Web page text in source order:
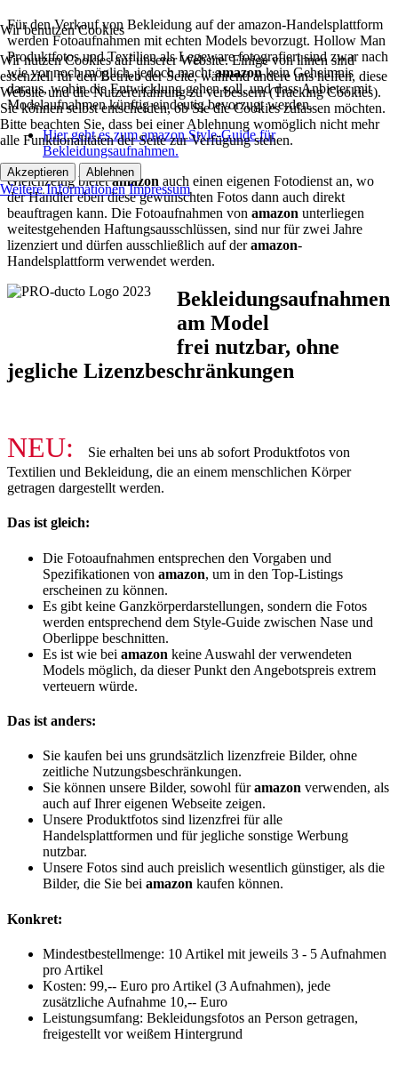
Für den Verkauf von Bekleidung auf der amazon-Handelsplattform
werden Fotoaufnahmen mit echten Models bevorzugt. Hollow Man
Produktfotos und Textilien als Legeware fotografiert sind zwar nach
wie vor noch möglich, jedoch machtamazonkein Geheimnis
daraus, wohin die Entwicklung gehen soll, und dass Anbieter mit
Modelaufnahmen künftig eindeutig bevorzugt werden.
Hier geht es zum amazon Style-Guide für
Bekleidungsaufnahmen.
Gleichzeitig bietetamazon auch einen eigenen Fotodienst an, wo
der Händler eben diese gewünschten Fotos dann auch direkt
beauftragen kann. Die Fotoaufnahmen von amazon unterliegen
weitestgehenden Haftungsausschlüssen, sind nur für zwei Jahre
lizenziert und dürfen ausschließlich auf deramazon-
Handelsplattform verwendet werden.
Bekleidungsaufnahmen
am Model
frei nutzbar, ohne
jegliche Lizenzbeschränkungen
NEU:
Sie erhalten bei uns ab sofort Produktfotos von
Textilien und Bekleidung, die an einem menschlichen Körper
getragen dargestellt werden.
Das ist gleich:
Die Fotoaufnahmen entsprechen den Vorgaben und
Spezifikationen von amazon, um in den Top-Listings
erscheinen zu können.
Es gibt keine Ganzkörperdarstellungen, sondern die Fotos
werden entsprechend dem Style-Guide zwischen Nase und
Oberlippe beschnitten.
Es ist wie bei amazon keine Auswahl der verwendeten
Models möglich, da dieser Punkt den Angebotspreis extrem
verteuern würde.
Das ist anders:
Sie kaufen bei uns grundsätzlich lizenzfreie Bilder, ohne
zeitliche Nutzungsbeschränkungen.
Sie können unsere Bilder, sowohl füramazon verwenden, als
auch auf Ihrer eigenen Webseite zeigen.
Unsere Produktfotos sind lizenzfrei für alle
Handelsplattformen und für jegliche sonstige Werbung
nutzbar.
Unsere Fotos sind auch preislich wesentlich günstiger, als die
Bilder, die Sie bei amazon kaufen können.
Konkret:
Mindestbestellmenge: 10 Artikel mit jeweils 3 - 5 Aufnahmen
pro Artikel
Kosten: 99,-- Euro pro Artikel (3 Aufnahmen), jede
zusätzliche Aufnahme 10,-- Euro
Leistungsumfang: Bekleidungsfotos an Person getragen,
freigestellt vor weißem Hintergrund
Wir benutzen Cookies
Wir nutzen Cookies auf unserer Website. Einige von ihnen sind
essenziell für den Betrieb der Seite, während andere uns helfen, diese
Website und die Nutzererfahrung zu verbessern (Tracking Cookies).
Sie können selbst entscheiden, ob Sie die Cookies zulassen möchten.
Bitte beachten Sie, dass bei einer Ablehnung womöglich nicht mehr
alle Funktionalitäten der Seite zur Verfügung stehen.
Akzeptieren Ablehnen
Weitere Informationen Impressum